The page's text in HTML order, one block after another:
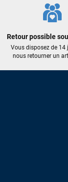
Retour possible
Vous disposez de 14
nous retourner un
Cela faisait 6
m'ont trouvé
encore pour
Maronui